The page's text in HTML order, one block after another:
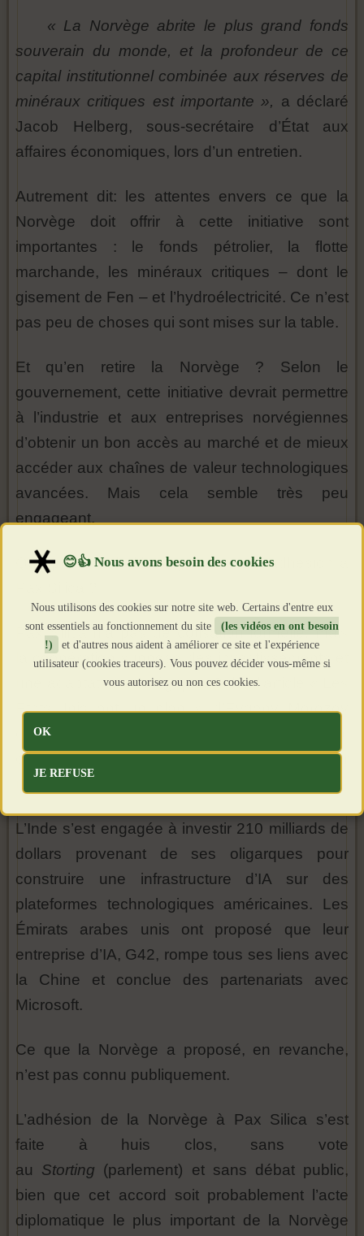
« La Norvège abrite le plus grand fonds
souverain du monde, et la profondeur de ce
capital institutionnel combinée aux réserves de
minéraux critiques est importante », a déclaré
Jacob Helberg, sous-secrétaire d’État aux
affaires économiques, lors d’un entretien.
Autrement dit: les attentes envers ce que la
Norvège doit offrir à cette initiative sont
importantes : le fonds pétrolier, la flotte
marchande, les minéraux critiques – dont le
gisement de Fen – et l’hydroélectricité. Ce n’est
pas peu de choses qui sont mises sur la table.
Et qu’en retire la Norvège ? Selon le
gouvernement, cette initiative devrait permettre
à l’industrie et aux entreprises norvégiennes
d’obtenir un bon accès au marché et de mieux
accéder aux chaînes de valeur technologiques
avancées. Mais cela semble très peu
engageant.
Que propose la Norvège pour son adhésion à
Pax Silica n’a pas de cotisation formelle, mais
la coopération suppose des investissements et
une adaptation stratégique. Selon l’article « Les
États-Unis ont un plan » d’Evgeny Morozov
dans
chaque nouveau pays membre doit présenter
L’Inde s’est engagée à investir 210 milliards de
dollars provenant de ses oligarques pour
construire une infrastructure d’IA sur des
plateformes technologiques américaines. Les
Émirats arabes unis ont proposé que leur
entreprise d’IA, G42, rompe tous ses liens avec
la Chine et conclue des partenariats avec
Microsoft.
Ce que la Norvège a proposé, en revanche,
n’est pas connu publiquement.
L’adhésion de la Norvège à Pax Silica s’est
faite à huis clos, sans vote
au Storting (parlement) et sans débat public,
bien que cet accord soit probablement l’acte
diplomatique le plus important de la Norvège
Nous utilisons des cookies sur notre site web. Certains d'entre eux
sont essentiels au fonctionnement du site
(les vidéos en ont besoin
!)
et d'autres nous aident à améliorer ce site et l'expérience
utilisateur (cookies traceurs). Vous pouvez décider vous-même si
vous autorisez ou non ces cookies.
OK
JE REFUSE